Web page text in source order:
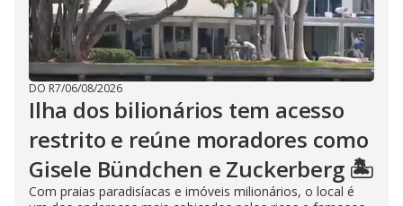
DO R7/06/08/2026
Ilha dos bilionários tem acesso
restrito e reúne moradores como
Gisele Bündchen e Zuckerberg 🏝️
Com praias paradisíacas e imóveis milionários, o local é